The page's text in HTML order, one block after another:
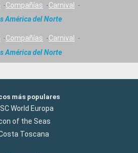
Compañías
Carnival
América del Norte
Compañías
Carnival
América del Norte
más populares
World Europa
of the Seas
Toscana